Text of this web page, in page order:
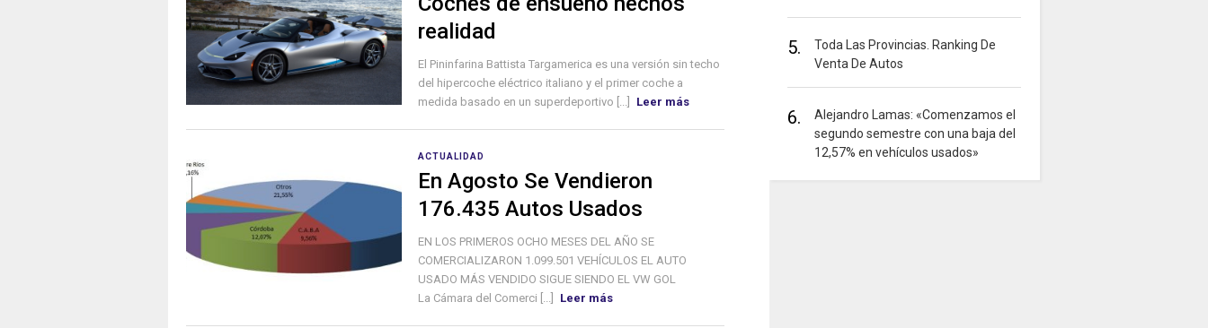
realidad
El Pininfarina Battista Targamerica es una versión sin techo
del hipercoche eléctrico italiano y el primer coche a
medida basado en un superdeportivo [...]
Leer más
ACTUALIDAD
En Agosto Se Vendieron
176.435 Autos Usados
EN LOS PRIMEROS OCHO MESES DEL AÑO SE
COMERCIALIZARON 1.099.501 VEHÍCULOS EL AUTO
USADO MÁS VENDIDO SIGUE SIENDO EL VW GOL
La Cámara del Comerci [...]
Leer más
5.
Toda Las Provincias. Ranking De
Venta De Autos
6.
Alejandro Lamas: «Comenzamos el
segundo semestre con una baja del
12,57% en vehículos usados»